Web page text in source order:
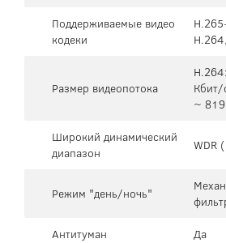
Поддерживаемые видео
кодеки
Размер видеопотока
~
Широкий динамический
диапазон
WDR
Режим "день/ночь"
Антитуман
Да